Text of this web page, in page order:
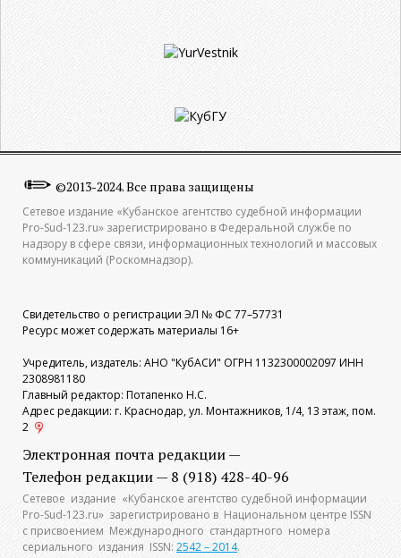
©2013-2024. Все права защищены
Сетевое издание «Кубанское агентство судебной информации
Pro-Sud-123.ru» зарегистрировано в Федеральной службе по
надзору в сфере связи, информационных технологий и массовых
коммуникаций (Роскомнадзор).
Свидетельство о регистрации ЭЛ № ФС 77–57731
Ресурс может содержать материалы 16+
Учредитель, издатель: АНО "КубАСИ" ОГРН 1132300002097 ИНН
2308981180
Главный редактор: Потапенко Н.С.
Адрес редакции: г. Краснодар, ул. Монтажников, 1/4, 13 этаж, пом.
2
Электронная почта редакции —
Телефон редакции — 8 (918) 428-40-96
Сетевое издание «Кубанское агентство судебной информации
Pro-Sud-123.ru» зарегистрировано в Национальном центре ISSN
с присвоением Международного стандартного номера
сериального издания ISSN: 2542 – 2014.